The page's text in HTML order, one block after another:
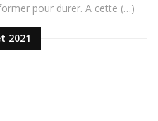
2021
pour durer. A cette (…)